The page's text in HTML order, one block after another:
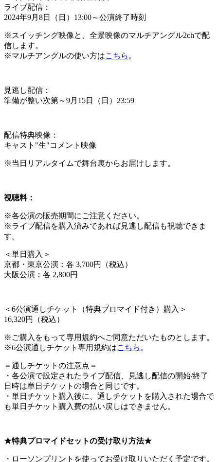
ライブ配信：
2024年9月8日（日）13:00～公演終了時刻
※スイッチング映像と、全景映像のマルチアングル2chで配
信します。
※マルチアングルの使い方はこちら 。
見逃し配信：
準備が整い次第～9月15日（日）23:59
配信特典映像：
キャスト"生"コメント映像
※当日リアルタイムで舞台裏からお届けします。
視聴料：
※各公演の販売期間にご注意ください。
※ライブ配信を購入済みであれば見逃し配信も視聴できま
す。
＜ 単日購入 ＞
京都・東京公演：各 3,700円（税込）
大阪公演：各 2,800円
＜ 6公演通しチケット（特典ブロマイド付き）購入 ＞
16,320円（税込）
※ご購入をもって専用規約へご同意ただいたものとします。
※6公演通しチケット専用規約はこちら 。
＝通しチケットの注意点＝
・各公演で設定されたライブ配信、見逃し配信の開始/終了
日時は単日チケットの場合と同じです。
・単日チケット購入後に、通しチケットを購入された場合で
も単日チケット購入費の払い戻しはできません。
★特典プロマイドセットの受け取り方法★
・ローソンプリントを使ってお受け取りいただく予定です。